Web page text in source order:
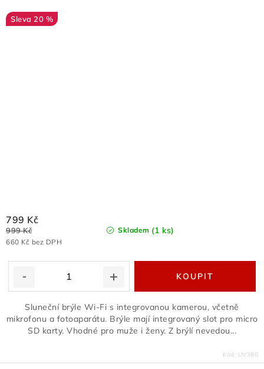
20 %
Skladem (1 ks)
660 Kč bez DPH
799 Kč
999 Kč
Sluneční brýle Wi-Fi s integrovanou kamerou, včetně
mikrofonu a fotoaparátu. Brýle mají integrovaný slot pro micro
SD karty. Vhodné pro muže i ženy. Z brýlí nevedou...
Kód: UV380